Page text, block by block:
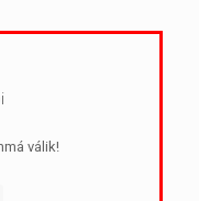
válik!